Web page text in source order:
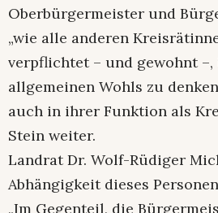
Oberbürgermeister und
„wie alle anderen
verpflichtet – und gewohnt –,
allgemeinen Wohls zu
auch in ihrer Funktion als
Stein weiter.
Landrat Dr. Wolf-Rüdiger
Abhängigkeit dieses
„Im Gegenteil, die